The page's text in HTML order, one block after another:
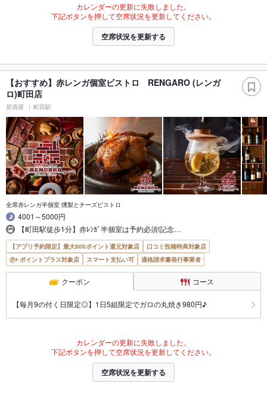
カレンダーの更新に失敗しました。
下記ボタンを押して空席状況を更新してください。
空席状況を更新する
【おすすめ】赤レンガ個室ビストロ RENGARO (レンガ
ロ)町田店
居酒屋 町田駅
全席赤レンガ半個室 燻製とチーズビストロ
4001～5000円
【町田駅徒歩1分】赤ﾚﾝｶﾞ半個室は予約必須!記念…
【アプリ予約限定】最大800ポイント還元対象店
口コミ投稿特典対象店
ポイントプラス対象店
スマート支払い可 適格請求書発行事業者
クーポン コース
【毎月9の付く日限定◎】1日5組限定でガロの丸焼き980円♪
カレンダーの更新に失敗しました。
下記ボタンを押して空席状況を更新してください。
空席状況を更新する